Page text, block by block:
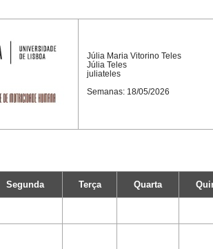
Júlia Maria Vitorino Teles
Júlia Teles
juliateles
Semanas: 18/05/2026
Segunda Terça Quarta